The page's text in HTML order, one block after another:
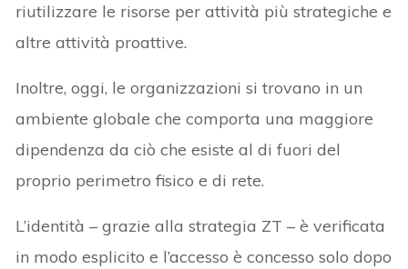
riutilizzare le risorse per attività più strategiche e
altre attività proattive.
Inoltre, oggi, le organizzazioni si trovano in un
ambiente globale che comporta una maggiore
dipendenza da ciò che esiste al di fuori del
proprio perimetro fisico e di rete.
L’identità – grazie alla strategia ZT – è verificata
in modo esplicito e l’accesso è concesso solo dopo